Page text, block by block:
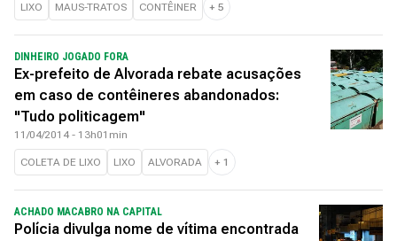
LIXO MAUS-TRATOS CONTÊINER + 5
DINHEIRO JOGADO FORA
Ex-prefeito de Alvorada rebate acusações
em caso de contêineres abandonados:
"Tudo politicagem"
11/04/2014 - 13h01min
COLETA DE LIXO LIXO ALVORADA + 1
ACHADO MACABRO NA CAPITAL
Polícia divulga nome de vítima encontrada